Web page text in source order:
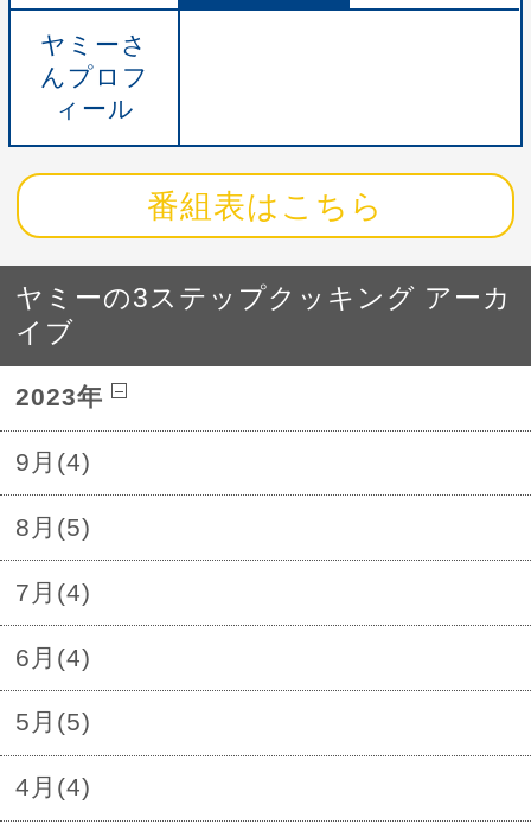
ヤミーさ
んプロフ
ィール
番組表はこちら
ヤミーの3ステップクッキング アーカ
イブ
2023年
9月(4)
8月(5)
7月(4)
6月(4)
5月(5)
4月(4)